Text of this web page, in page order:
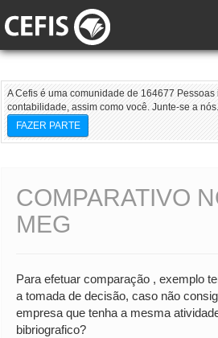
A Cefis é uma comunidade de 164677
contabilidade, assim como você. Junte-se a
FAZER PARTE
COMPARATIVO
MEG
Para efetuar comparação , exemplo
a tomada de decisão, caso não
empresa que tenha a mesma
bibriografico?